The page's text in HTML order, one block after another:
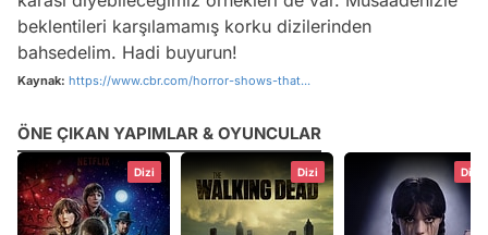
beklentileri karşılamamış korku dizilerinden
bahsedelim. Hadi buyurun!
Kaynak: https://www.cbr.com/horror-shows-that...
ÖNE ÇIKAN YAPIMLAR & OYUNCULAR
Dizi Dizi Dizi